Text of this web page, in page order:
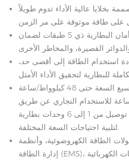
بخلايا عالية الأداء تدوم طويلاً
مزود بنظام حماية أمان البطارية ذي 5 طبقات لضمان
استخدام الطاقة إلى أقصى حد،
يمكن توسيع السعة حتى 48 كيلوواط/ساعة
أو 480 كيلوواط/ساعة للاستخدام التجاري عن طريق
توصيل عدة وحدات بالتوازي. ويمكن توصيل من 1 إلى 6 وحدات بطارية
الطاقة الكهروضوئية، وأنظمة